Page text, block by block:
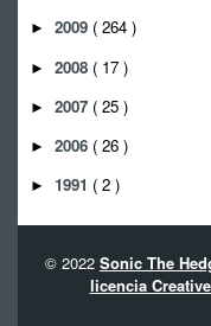
► 2009 ( 264 )
► 2008 ( 17 )
► 2007 ( 25 )
► 2006 ( 26 )
► 1991 ( 2 )
© 2022 Sonic The
licencia